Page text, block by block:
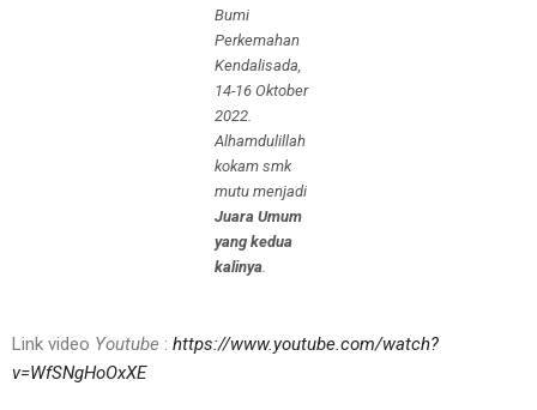
Bumi
Perkemahan
Kendalisada,
14-16 Oktober
2022.
Alhamdulillah
kokam smk
mutu menjadi
Juara Umum
yang kedua
kalinya.
Link video Youtube : https://www.youtube.com/watch?
v=WfSNgHoOxXE